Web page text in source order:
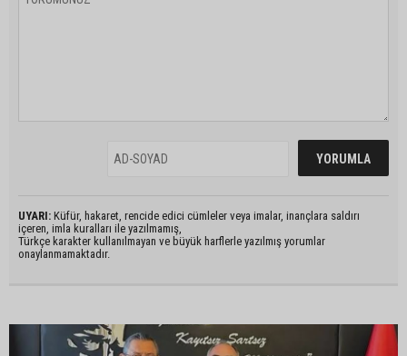
UYARI: Küfür, hakaret, rencide edici cümleler veya imalar, inançlara saldırı
içeren, imla kuralları ile yazılmamış,
Türkçe karakter kullanılmayan ve büyük harflerle yazılmış yorumlar
onaylanmamaktadır.